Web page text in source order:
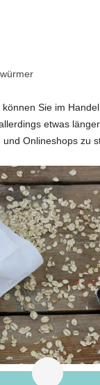
Sie im
etwas
Onlineshops zu